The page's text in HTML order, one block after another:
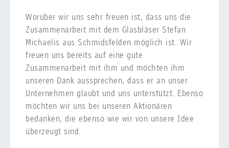
Worüber wir uns sehr freuen ist, dass uns die
Zusammenarbeit mit dem Glasbläser Stefan
Michaelis aus Schmidsfelden möglich ist. Wir
freuen uns bereits auf eine gute
Zusammenarbeit mit ihm und möchten ihm
unseren Dank aussprechen, dass er an unser
Unternehmen glaubt und uns unterstützt. Ebenso
möchten wir uns bei unseren Aktionären
bedanken, die ebenso wie wir von unsere Idee
überzeugt sind.